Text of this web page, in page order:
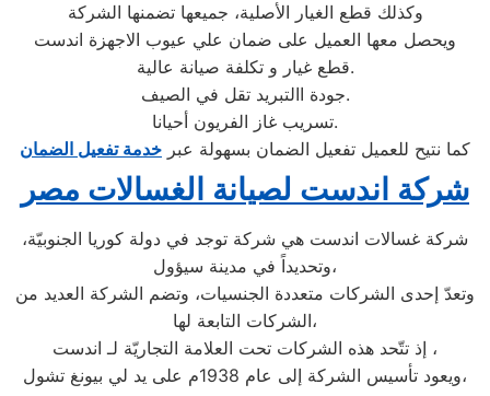
وكذلك قطع الغيار الأصلية، جميعها تضمنها الشركة
ويحصل معها العميل على ضمان علي عيوب الاجهزة اندست
قطع غيار و تكلفة صيانة عالية.
جودة االتبريد تقل في الصيف.
تسريب غاز الفريون أحيانا.
كما نتيح للعميل تفعيل الضمان بسهولة عبر خدمة تفعيل الضمان
شركة اندست لصيانة الغسالات مصر
شركة غسالات اندست هي شركة توجد في دولة كوريا الجنوبيّة،
وتحديداً في مدينة سيؤول،
وتعدّ إحدى الشركات متعددة الجنسيات، وتضم الشركة العديد من
الشركات التابعة لها،
إذ تتّحد هذه الشركات تحت العلامة التجاريّة لـ اندست ،
ويعود تأسيس الشركة إلى عام 1938م على يد لي بيونغ تشول،